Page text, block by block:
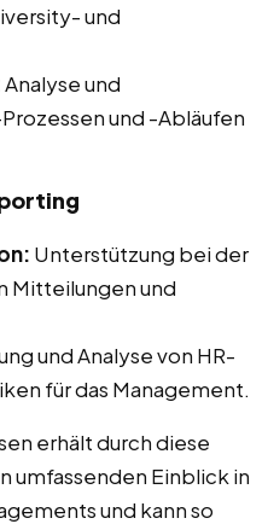
und
Analyse und
und -Abläufen
Unterstützung bei der
Mitteilungen und
und Analyse von HR-
für das Management.
erhält durch diese
umfassenden Einblick in
und kann so